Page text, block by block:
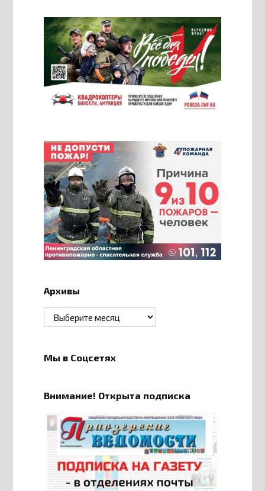
Архивы
Архивы
Мы в Соцсетях
Внимание! Открыта подписка